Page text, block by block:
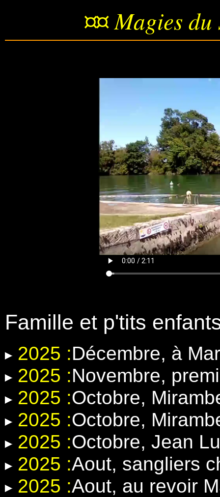
¤¤ Magies du
Famille et p'tits
2025 :Décembre, à
2025 :Novembre,
2025 :Octobre,
2025 :Octobre,
2025 :Octobre, Jean
2025 :Aout, sangliers
2025 :Aout, au revoir